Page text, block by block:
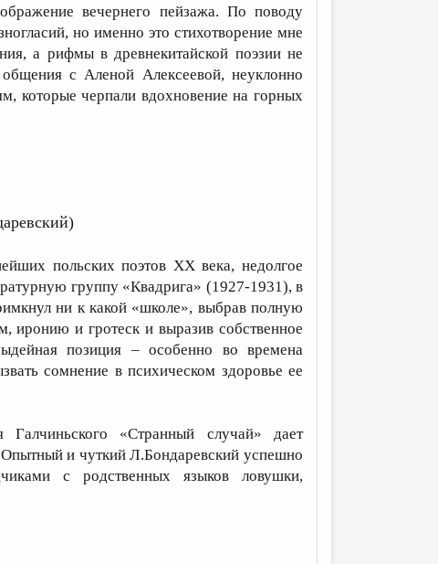
вечернего пейзажа. По поводу
но именно это стихотворение мне
а рифмы в древнекитайской поэзии не
с Аленой Алексеевой, неуклонно
которые черпали вдохновение на горных
польских поэтов XX века, недолгое
группу «Квадрига» (1927-1931), в
ни к какой «школе», выбрав полную
иронию и гротеск и выразив собственное
позиция – особенно во времена
сомнение в психическом здоровье ее
«Странный случай» дает
и чуткий Л.Бондаревский успешно
с родственных языков ловушки,